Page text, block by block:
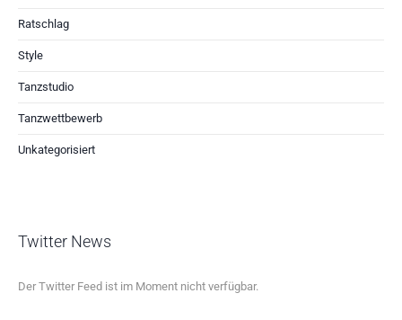
Ratschlag
Style
Tanzstudio
Tanzwettbewerb
Unkategorisiert
Twitter News
Der Twitter Feed ist im Moment nicht verfügbar.